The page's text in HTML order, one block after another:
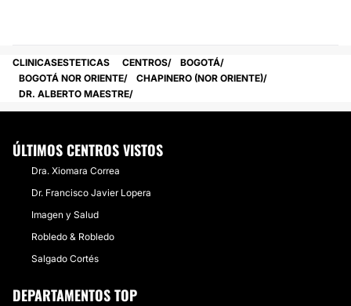
CLINICASESTETICAS CENTROS
BOGOTÁ
BOGOTÁ NOR ORIENTE
CHAPINERO (NOR ORIENTE)
DR. ALBERTO MAESTRE
ÚLTIMOS CENTROS VISTOS
Dra. Xiomara Correa
Dr. Francisco Javier Lopera
Imagen y Salud
Robledo & Robledo
Salgado Cortés
DEPARTAMENTOS TOP